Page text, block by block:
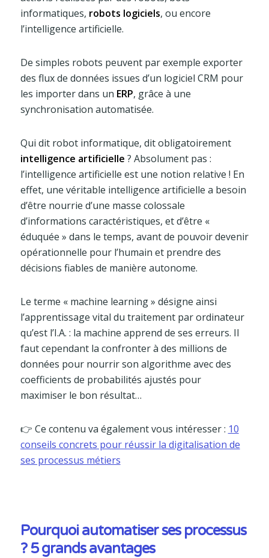
informatiques, robots logiciels, ou encore
l’intelligence artificielle.
De simples robots peuvent par exemple exporter
des flux de données issues d’un logiciel CRM pour
les importer dans un ERP, grâce à une
synchronisation automatisée.
Qui dit robot informatique, dit obligatoirement
intelligence artificielle ? Absolument pas :
l’intelligence artificielle est une notion relative ! En
effet, une véritable intelligence artificielle a besoin
d’être nourrie d’une masse colossale
d’informations caractéristiques, et d’être «
éduquée » dans le temps, avant de pouvoir devenir
opérationnelle pour l’humain et prendre des
décisions fiables de manière autonome.
Le terme « machine learning » désigne ainsi
l’apprentissage vital du traitement par ordinateur
qu’est l’I.A. : la machine apprend de ses erreurs. Il
faut cependant la confronter à des millions de
données pour nourrir son algorithme avec des
coefficients de probabilités ajustés pour
maximiser le bon résultat…
👉 Ce contenu va également vous intéresser : 10
conseils concrets pour réussir la digitalisation de
ses processus métiers
Pourquoi automatiser ses processus
? 5 grands avantages